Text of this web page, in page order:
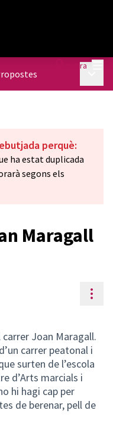
Entra
perquè:
ha estat duplicada
segons els
Maragall
carrer Joan Maragall.
carrer peatonal i
surten de l’escola
d’Arts marcials i
hi hagi cap per
de berenar, pell de